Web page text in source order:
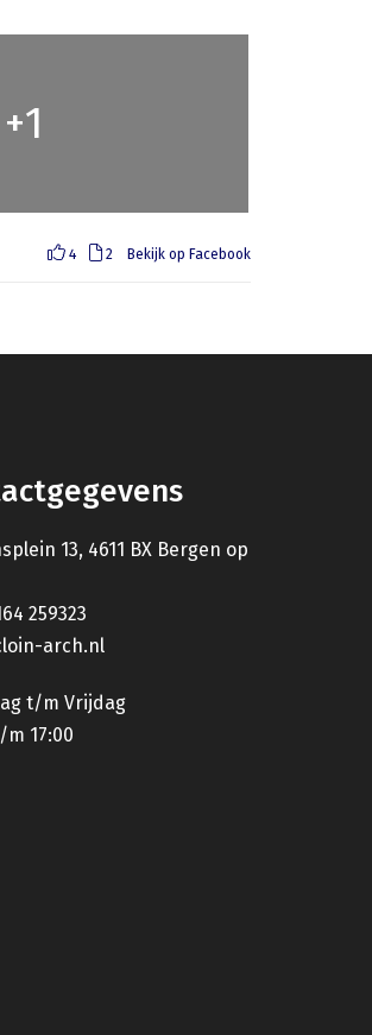
+1
4 2 Bekijk op Facebook
13, 4611 BX Bergen op
259323
arch.nl
t/m Vrijdag
17:00